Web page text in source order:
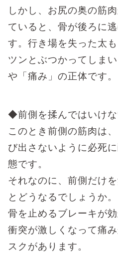
しかし、お尻の奥の筋
ていると、骨が後ろに
す。行き場を失った太
ツンとぶつかってしま
や「痛み」の正体です。
◆前側を揉んではいけな
このとき前側の筋肉は
び出さないように必死
態です。
それなのに、前側だけ
とどうなるでしょうか。
骨を止めるブレーキが
衝突が激しくなって痛
スクがあります。